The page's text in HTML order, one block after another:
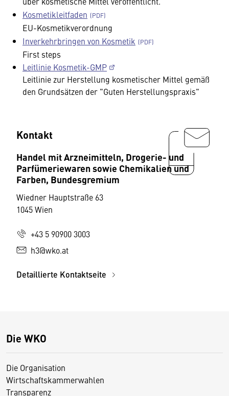
Kosmetikleitfaden
EU-Kosmetikverordnung
Inverkehrbringen von Kosmetik
First steps
Leitlinie Kosmetik-GMP
Leitlinie zur Herstellung kosmetischer Mittel gemäß
den Grundsätzen der "Guten Herstellungspraxis"
Kontakt
Handel mit Arzneimitteln, Drogerie- und
Parfümeriewaren sowie Chemikalien und
Farben, Bundesgremium
Wiedner Hauptstraße 63
1045 Wien
+43 5 90900 3003
h3@wko.at
Detaillierte Kontaktseite
Die WKO
Die Organisation
Wirtschaftskammerwahlen
Transparenz